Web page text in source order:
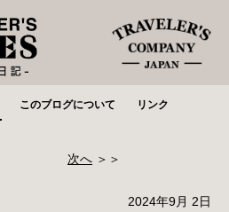
このブログについて リンク
次へ ＞＞
2024年9月 2日